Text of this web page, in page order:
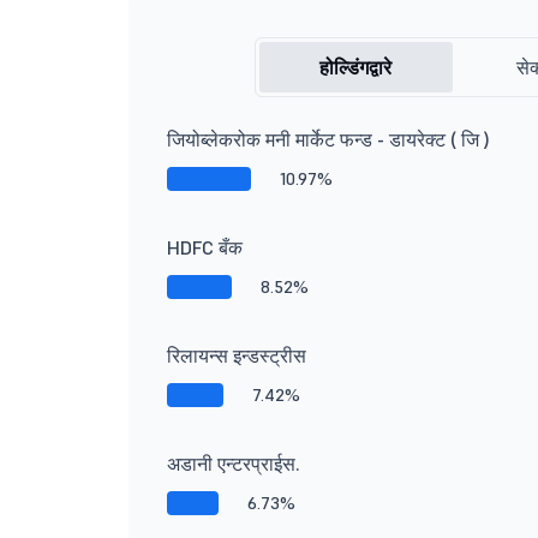
होल्डिंगद्वारे
जियोब्लेकरोक मनी मार्केट फन्ड - डायरेक्ट ( जि )
10.97%
HDFC बँक
8.52%
रिलायन्स इन्डस्ट्रीस
7.42%
अडानी एन्टरप्राईस.
6.73%